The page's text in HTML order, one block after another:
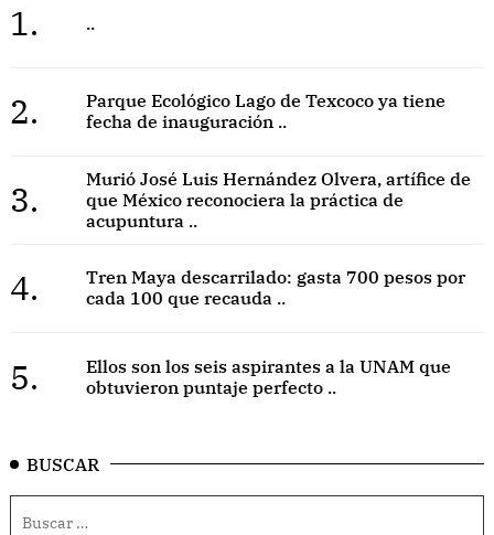
1. ..
2.
Parque Ecológico Lago de Texcoco ya tiene
fecha de inauguración ..
3.
Murió José Luis Hernández Olvera, artífice de
que México reconociera la práctica de
acupuntura ..
4.
Tren Maya descarrilado: gasta 700 pesos por
cada 100 que recauda ..
5.
Ellos son los seis aspirantes a la UNAM que
obtuvieron puntaje perfecto ..
BUSCAR